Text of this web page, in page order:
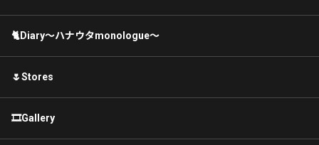
🐈Diary〜ハナウタmonologue〜
🌷Stores
🎞Gallery